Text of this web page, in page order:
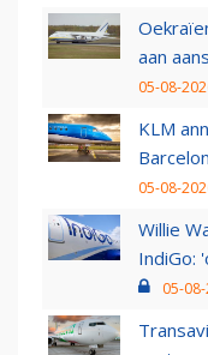
aan
05-08-
KLM
05-08-
Willie
IndiGo:
05-